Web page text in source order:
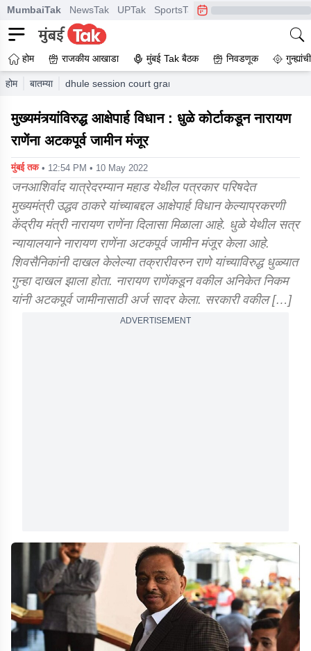
MumbaiTak NewsTak UPTak SportsTak CrimeTak
होम राजकीय आखाडा मुंबई Tak बैठक निवडणूक
होम बातम्या dhule session court granted anticipatory bail to central
मुख्यमंत्र्यांविरुद्ध आक्षेपार्ह विधान : धुळे कोर्टाकडून नारायण
राणेंना अटकपूर्व जामीन मंजूर
मुंबई तक • 12:54 PM • 10 May 2022
जनआशिर्वाद यात्रेदरम्यान महाड येथील पत्रकार परिषदेत
मुख्यमंत्री उद्धव ठाकरे यांच्याबद्दल आक्षेपार्ह विधान केल्याप्रकरणी
केंद्रीय मंत्री नारायण राणेंना दिलासा मिळाला आहे. धुळे येथील सत्र
न्यायालयाने नारायण राणेंना अटकपूर्व जामीन मंजूर केला आहे.
शिवसैनिकांनी दाखल केलेल्या तक्रारीवरुन राणे यांच्याविरुद्ध धुळ्यात
गुन्हा दाखल झाला होता. नारायण राणेंकडून वकील अनिकेत निकम
यांनी अटकपूर्व जामीनासाठी अर्ज सादर केला. सरकारी वकील […]
ADVERTISEMENT